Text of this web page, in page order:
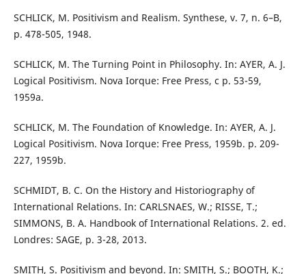
SCHLICK, M. Positivism and Realism. Synthese, v. 7, n. 6–B,
p. 478-505, 1948.
SCHLICK, M. The Turning Point in Philosophy. In: AYER, A. J.
Logical Positivism. Nova Iorque: Free Press, c p. 53-59,
1959a.
SCHLICK, M. The Foundation of Knowledge. In: AYER, A. J.
Logical Positivism. Nova Iorque: Free Press, 1959b. p. 209-
227, 1959b.
SCHMIDT, B. C. On the History and Historiography of
International Relations. In: CARLSNAES, W.; RISSE, T.;
SIMMONS, B. A. Handbook of International Relations. 2. ed.
Londres: SAGE, p. 3-28, 2013.
SMITH, S. Positivism and beyond. In: SMITH, S.; BOOTH, K.;